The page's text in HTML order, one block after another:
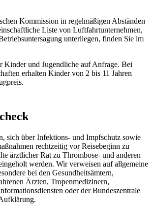
Kommission in regelmäßigen Abständen
Liste von Luftfahrtunternehmen,
unterliegen, finden Sie im
Kinder und Jugendliche auf Anfrage. Bei
erhalten Kinder von 2 bis 11 Jahren
sich über Infektions- und Impfschutz sowie
rechtzeitig vor Reisebeginn zu
ärztlicher Rat zu Thrombose- und anderen
werden. Wir verweisen auf allgemeine
bei den Gesundheitsämtern,
Ärzten, Tropenmedizinern,
oder der Bundeszentrale